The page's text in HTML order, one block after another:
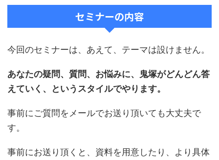
セミナーの内容
今回のセミナーは、あえて、テーマは設けません。
あなたの疑問、質問、お悩みに、鬼塚がどんどん答
えていく、というスタイルでやります。
事前にご質問をメールでお送り頂いても大丈夫で
す。
事前にお送り頂くと、資料を用意したり、より具体